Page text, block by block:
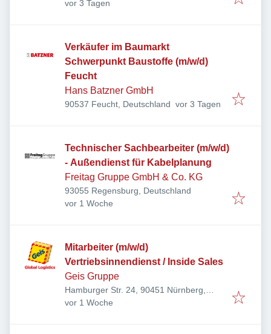
Schweinfurt, Deutschland
Veröffentlicht
vor 3 Tagen
Verkäufer im Baumarkt
Schwerpunkt Baustoffe (m/w/d)
Feucht
Hans Batzner GmbH
90537 Feucht, Deutschland Veröffentlicht
vor 3 Tagen
Technischer Sachbearbeiter (m/w/d)
- Außendienst für Kabelplanung
Freitag Gruppe GmbH & Co. KG
93055 Regensburg, Deutschland
Veröffentlicht
vor 1 Woche
Mitarbeiter (m/w/d)
Vertriebsinnendienst / Inside Sales
Geis Gruppe
Hamburger Str. 24, 90451 Nürnberg,
Deutschland
Veröffentlicht
vor 1 Woche